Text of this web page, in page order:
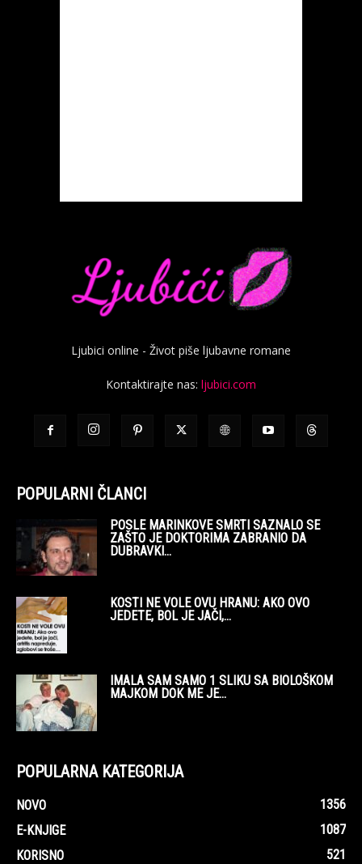
Ljubici online - Život piše ljubavne romane
Kontaktirajte nas: ljubici.com
POPULARNI ČLANCI
POSLE MARINKOVE SMRTI SAZNALO SE
ZAŠTO JE DOKTORIMA ZABRANIO DA
DUBRAVKI...
KOSTI NE VOLE OVU HRANU: AKO OVO
JEDETE, BOL JE JAČI,...
IMALA SAM SAMO 1 SLIKU SA BIOLOŠKOM
MAJKOM DOK ME JE...
POPULARNA KATEGORIJA
NOVO
1356
E-KNJIGE
1087
KORISNO
521